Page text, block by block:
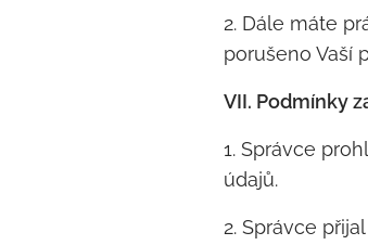
2. Dále máte
porušeno Vaší
VII. Podmínky
1. Správce
údajů.
2. Správce